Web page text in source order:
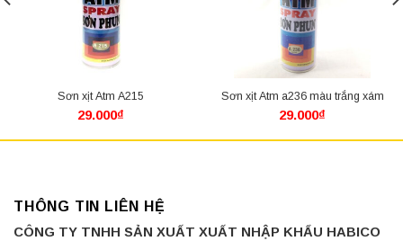
Sơn xịt Atm A215
29.000₫
Sơn xịt Atm a236 màu trắng xám
29.000₫
THÔNG TIN LIÊN HỆ
CÔNG TY TNHH SẢN XUẤT XUẤT NHẬP KHẨU HABICO